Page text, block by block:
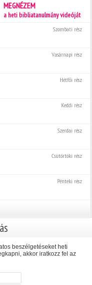
MEGNÉZEM
a heti bibliatanulmány videóját
Szombati rész
Vasárnapi rész
Hétfői rész
Keddi rész
Szerdai rész
Csütörtöki rész
Pénteki rész
beszélgetéseket heti
akkor iratkozz fel az